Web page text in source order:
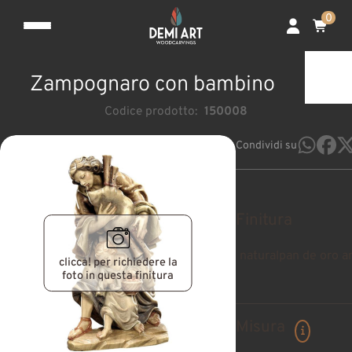
0
Zampognaro con bambino
Codice prodotto: 150008
clicca! per richiedere la
foto in questa finitura
Condividi su